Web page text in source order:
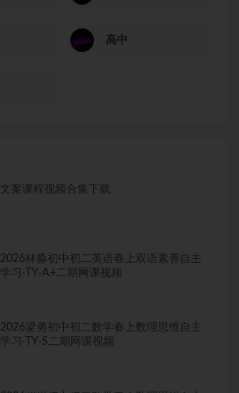
高中
文案课程视频合集下载
2026林淼初中初二英语春上双语素养自主
学习·TY·A+二期网课视频
2026梁勇初中初二数学春上数理思维自主
学习·TY·S二期网课视频